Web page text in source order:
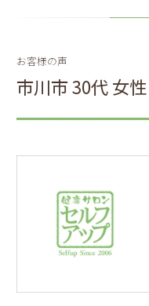
お客様の声
市川市 30代 女